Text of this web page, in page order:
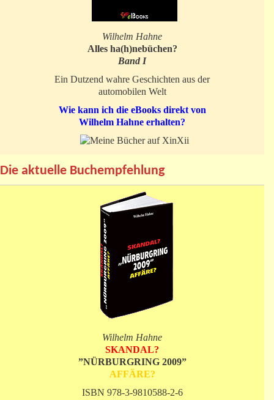
Wilhelm Hahne
Alles ha(h)nebüchen?
Band I
Ein Dutzend wahre Geschichten aus der
automobilen Welt
Wie kann ich die eBooks direkt von
Wilhelm Hahne erhalten?
Die aktuelle Buchempfehlung
Wilhelm Hahne
SKANDAL?
”NÜRBURGRING 2009”
AFFÄRE?
ISBN 978-3-9810588-2-6